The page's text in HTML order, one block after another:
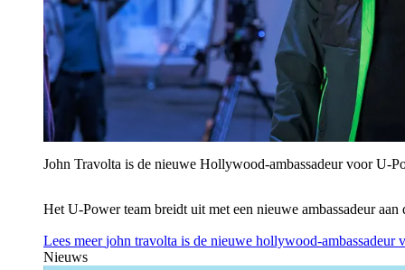
John Travolta is de nieuwe Hollywood-ambassadeur voor
Het U‑Power team breidt uit met een nieuwe ambassadeur
Lees meerjohn travolta is de nieuwe hollywood-ambassadeur
Nieuws